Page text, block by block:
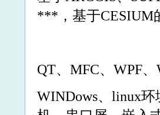
***，基于CESIUM
QT、MFC、WPF
WINDows、linux